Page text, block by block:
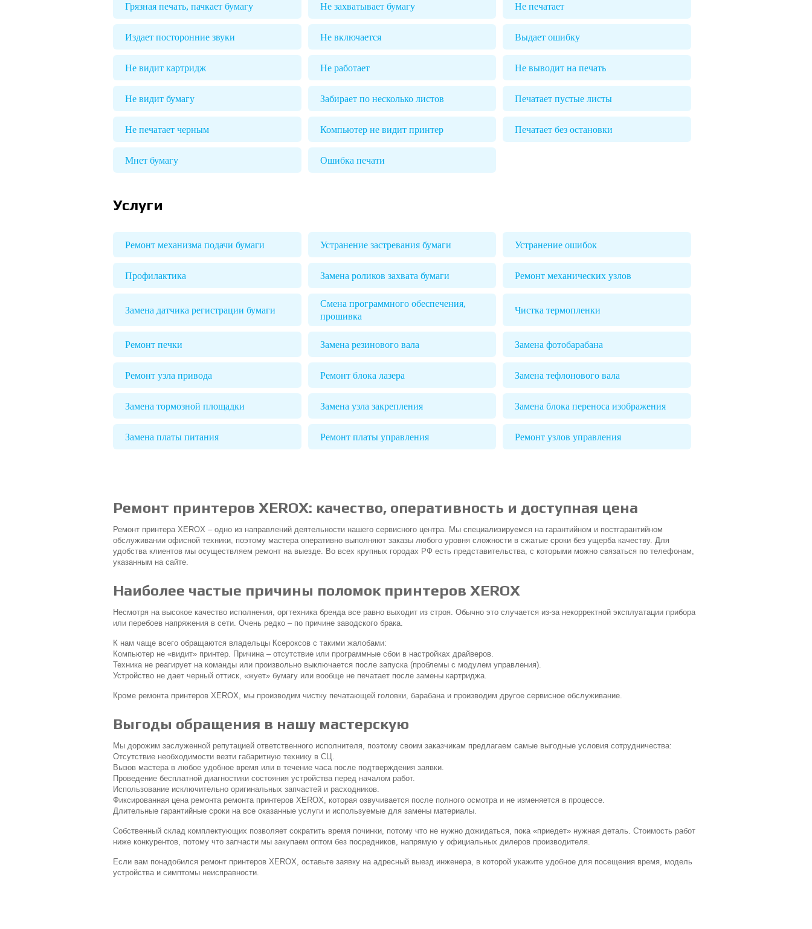
Грязная печать, пачкает бумагу Не захватывает бумагу Не печатает
Издает посторонние звуки Не включается Выдает ошибку
Не видит картридж Не работает Не выводит на печать
Не видит бумагу Забирает по несколько листов Печатает пустые листы
Не печатает черным Компьютер не видит принтер Печатает без остановки
Мнет бумагу Ошибка печати
Услуги
Ремонт механизма подачи бумаги Устранение застревания бумаги Устранение ошибок
Профилактика Замена роликов захвата бумаги Ремонт механических узлов
Замена датчика регистрации бумаги
Смена программного обеспечения,
прошивка
Чистка термопленки
Ремонт печки Замена резинового вала Замена фотобарабана
Ремонт узла привода Ремонт блока лазера Замена тефлонового вала
Замена тормозной площадки Замена узла закрепления Замена блока переноса изображения
Замена платы питания Ремонт платы управления Ремонт узлов управления
Ремонт принтеров XEROX: качество, оперативность и доступная цена
Ремонт принтера XEROX – одно из направлений деятельности нашего сервисного центра. Мы специализируемся на гарантийном и постгарантийном
обслуживании офисной техники, поэтому мастера оперативно выполняют заказы любого уровня сложности в сжатые сроки без ущерба качеству. Для
удобства клиентов мы осуществляем ремонт на выезде. Во всех крупных городах РФ есть представительства, с которыми можно связаться по телефонам,
указанным на сайте.
Наиболее частые причины поломок принтеров XEROX
Несмотря на высокое качество исполнения, оргтехника бренда все равно выходит из строя. Обычно это случается из-за некорректной эксплуатации прибора
или перебоев напряжения в сети. Очень редко – по причине заводского брака.
К нам чаще всего обращаются владельцы Ксероксов с такими жалобами:
Компьютер не «видит» принтер. Причина – отсутствие или программные сбои в настройках драйверов.
Техника не реагирует на команды или произвольно выключается после запуска (проблемы с модулем управления).
Устройство не дает черный оттиск, «жует» бумагу или вообще не печатает после замены картриджа.
Кроме ремонта принтеров XEROX, мы производим чистку печатающей головки, барабана и производим другое сервисное обслуживание.
Выгоды обращения в нашу мастерскую
Мы дорожим заслуженной репутацией ответственного исполнителя, поэтому своим заказчикам предлагаем самые выгодные условия сотрудничества:
Отсутствие необходимости везти габаритную технику в СЦ.
Вызов мастера в любое удобное время или в течение часа после подтверждения заявки.
Проведение бесплатной диагностики состояния устройства перед началом работ.
Использование исключительно оригинальных запчастей и расходников.
Фиксированная цена ремонта ремонта принтеров XEROX, которая озвучивается после полного осмотра и не изменяется в процессе.
Длительные гарантийные сроки на все оказанные услуги и используемые для замены материалы.
Собственный склад комплектующих позволяет сократить время починки, потому что не нужно дожидаться, пока «приедет» нужная деталь. Стоимость работ
ниже конкурентов, потому что запчасти мы закупаем оптом без посредников, напрямую у официальных дилеров производителя.
Если вам понадобился ремонт принтеров XEROX, оставьте заявку на адресный выезд инженера, в которой укажите удобное для посещения время, модель
устройства и симптомы неисправности.